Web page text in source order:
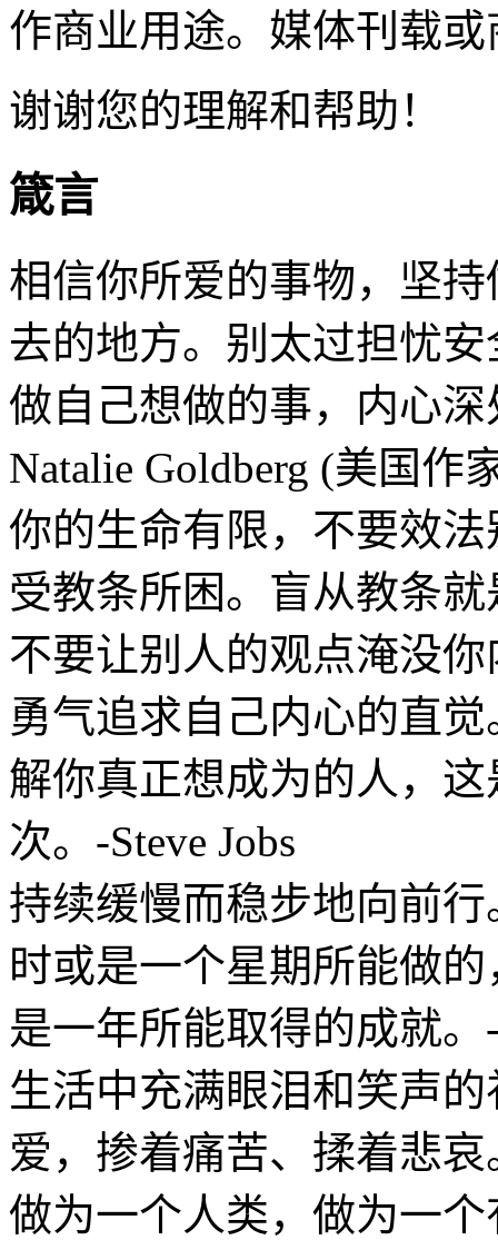
作商业用途。媒体刊载
谢谢您的理解和帮助！
箴言
相信你所爱的事物，坚
去的地方。别太过担忧
做自己想做的事，内心
Natalie Goldberg (美国作
你的生命有限，不要效
受教条所困。盲从教条
不要让别人的观点淹没
勇气追求自己内心的直
解你真正想成为的人，
次。-Steve Jobs
持续缓慢而稳步地向前
时或是一个星期所能做
是一年所能取得的成就。
生活中充满眼泪和笑声
爱，掺着痛苦、揉着悲
做为一个人类，做为一